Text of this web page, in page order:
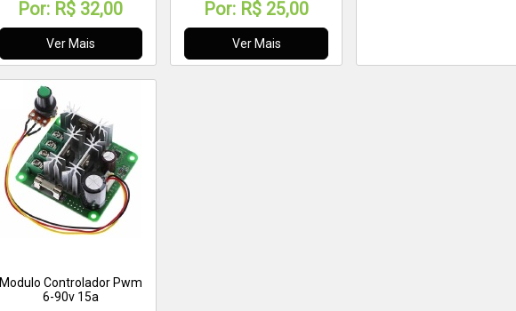
Por: R$ 32,00
Ver Mais
Por: R$ 25,00
Ver Mais
Modulo Controlador Pwm
6-90v 15a